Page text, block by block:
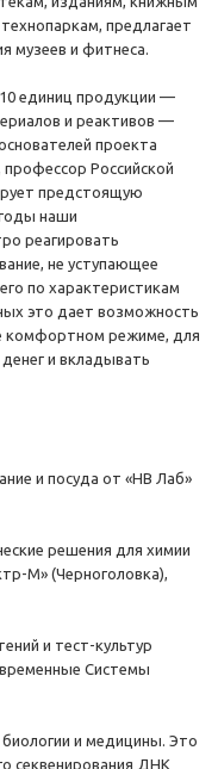
предлагает
музеев и фитнеса.
единиц продукции —
и реактивов —
проекта
Российской
предстоящую
наши
реагировать
не уступающее
по характеристикам
это дает возможность
комфортном режиме, для
и вкладывать
и посуда от «НВ Лаб»
решения для химии
М» (Черноголовка),
и тест-культур
Системы
и медицины. Это
секвенирования ДНК